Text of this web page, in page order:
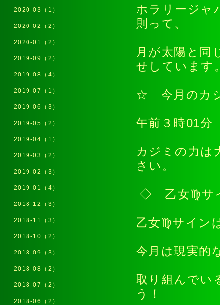
ホラリージャ
則って、
月が太陽と同
せしています
☆ 今月のカ
午前３時01
カジミの力
さい。
◇ 乙女♍サ
乙女♍サイ
今月は現実的
取り組んでい
う！
2020-03（1）
2020-02（2）
2020-01（2）
2019-09（2）
2019-08（4）
2019-07（1）
2019-06（3）
2019-05（2）
2019-04（1）
2019-03（2）
2019-02（3）
2019-01（4）
2018-12（3）
2018-11（3）
2018-10（2）
2018-09（3）
2018-08（2）
2018-07（2）
2018-06（2）